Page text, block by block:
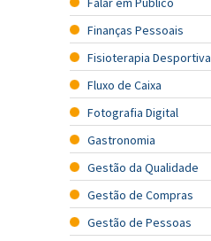
Finanças Pessoais
Fisioterapia Desportiva
Fluxo de Caixa
Fotografia Digital
Gastronomia
Gestão da Qualidade
Gestão de Compras
Gestão de Pessoas